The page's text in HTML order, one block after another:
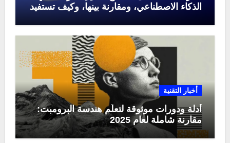
الذكاء الاصطناعي، ومقارنة بينها، وكيف تستفيد
أخبار التقنية
أدلة ودورات موثوقة لتعلّم هندسة البرومبت:
مقارنة شاملة لعام 2025